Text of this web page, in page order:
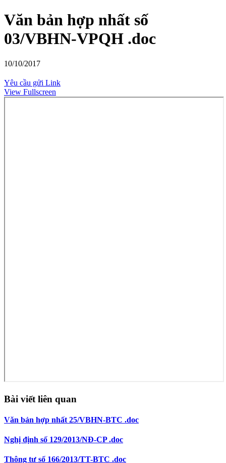
Văn bản hợp nhất số
03/VBHN-VPQH .doc
10/10/2017
Yêu cầu gửi Link
View Fullscreen
Bài viết liên quan
Văn bản hợp nhất 25/VBHN-BTC .doc
Nghị định số 129/2013/NĐ-CP .doc
Thông tư số 166/2013/TT-BTC .doc